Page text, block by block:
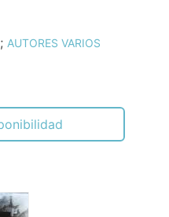
; AUTORES VARIOS